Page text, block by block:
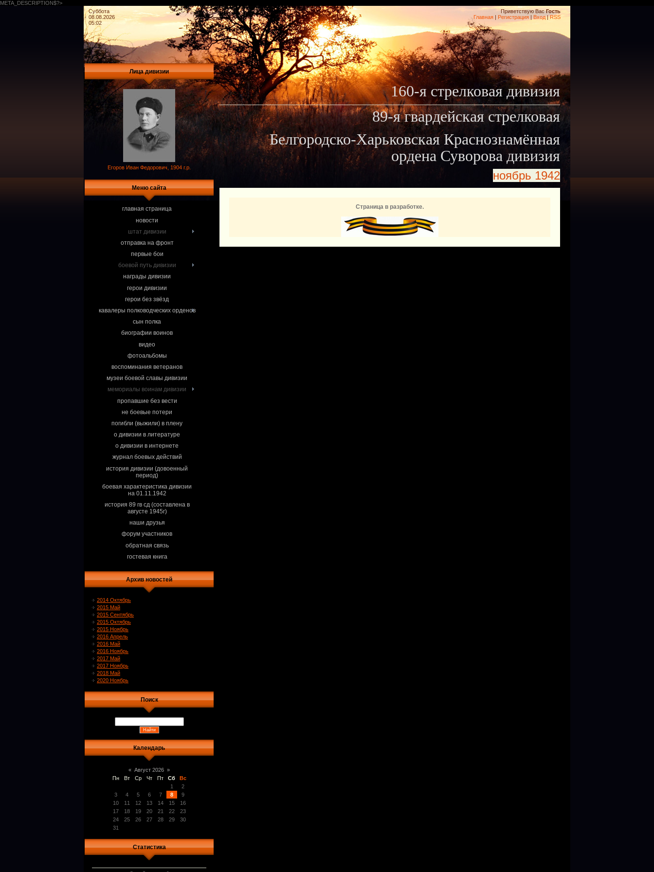
META_DESCRIPTION$?>
Суббота
08.08.2026
05:02
Приветствую Вас Гость
Главная | Регистрация | Вход|RSS
Лица дивизии
Егоров Иван Федорович, 1904 г.р.
Меню сайта
главная страница
новости
штат дивизии
отправка на фронт
первые бои
боевой путь дивизии
награды дивизии
герои дивизии
герои без звёзд
кавалеры полководческих орденов
сын полка
биографии воинов
видео
фотоальбомы
воспоминания ветеранов
музеи боевой славы дивизии
мемориалы воинам дивизии
пропавшие без вести
не боевые потери
погибли (выжили) в плену
о дивизии в литературе
о дивизии в интернете
журнал боевых действий
история дивизии (довоенный
период)
боевая характеристика дивизии
на 01.11.1942
история 89 гв сд (составлена в
августе 1945г)
наши друзья
форум участников
обратная связь
гостевая книга
Архив новостей
2014 Октябрь
2015 Май
2015 Сентябрь
2015 Октябрь
2015 Ноябрь
2016 Апрель
2016 Май
2016 Ноябрь
2017 Май
2017 Ноябрь
2018 Май
2020 Ноябрь
Поиск
Календарь
« Август 2026 »
Пн
Вт Ср Чт Пт Сб
Вс
1
2
3
4 5 6 7 8
9
10
11 12 13 14 15
16
17
18 19 20 21 22
23
24
25 26 27 28 29
30
31
Статистика
160-я стрелковая дивизия
89-я гвардейская стрелковая
Белгородско-Харьковская Краснознамённая
ордена Суворова дивизия
ноябрь 1942
Страница в разработке.